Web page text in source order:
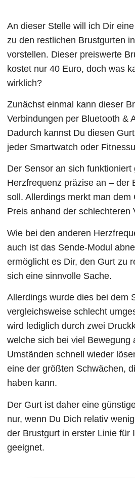
An dieser Stelle will ich Dir
zu den restlichen Brustgurten
vorstellen. Dieser preiswerte
kostet nur 40 Euro, doch was
wirklich?
Zunächst einmal kann dieser
Verbindungen per Bluetooth &
Dadurch kannst Du diesen
jeder Smartwatch oder
Der Sensor an sich
Herzfrequenz präzise an – der
soll. Allerdings merkt man dem
Preis anhand der schlechteren
Wie bei den anderen
auch ist das Sende-Modul
ermöglicht es Dir, den Gurt zu
sich eine sinnvolle Sache.
Allerdings wurde dies bei dem
vergleichsweise schlecht
wird lediglich durch zwei
welche sich bei viel Bewegung
Umständen schnell wieder
eine der größten Schwächen,
haben kann.
Der Gurt ist daher eine
nur, wenn Du Dich relativ
der Brustgurt in erster Linie für
geeignet.